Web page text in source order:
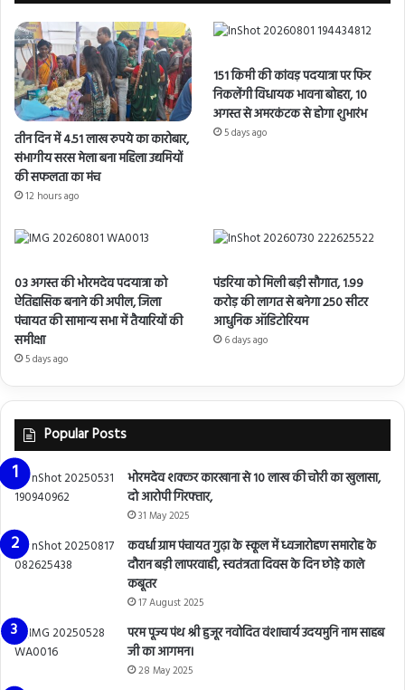
तीन दिन में 4.51 लाख रुपये का कारोबार,
संभागीय सरस मेला बना महिला उद्यमियों
की सफलता का मंच
12 hours ago
151 किमी की कांवड़ पदयात्रा पर फिर
निकलेंगी विधायक भावना बोहरा, 10
अगस्त से अमरकंटक से होगा शुभारंभ
5 days ago
03 अगस्त की भोरमदेव पदयात्रा को
ऐतिहासिक बनाने की अपील, जिला
पंचायत की सामान्य सभा में तैयारियों की
समीक्षा
5 days ago
पंडरिया को मिली बड़ी सौगात, 1.99
करोड़ की लागत से बनेगा 250 सीटर
आधुनिक ऑडिटोरियम
6 days ago
Popular Posts
भोरमदेव शक्कर कारखाना से 10 लाख की चोरी का खुलासा,
दो आरोपी गिरफ्तार,
31 May 2025
कवर्धा ग्राम पंचायत गुढ़ा के स्कूल में ध्वजारोहण समारोह के
दौरान बड़ी लापरवाही, स्वतंत्रता दिवस के दिन छोड़े काले
कबूतर
17 August 2025
परम पूज्य पंथ श्री हुजूर नवोदित वंशाचार्य उदयमुनि नाम साहब
जी का आगमन।
28 May 2025